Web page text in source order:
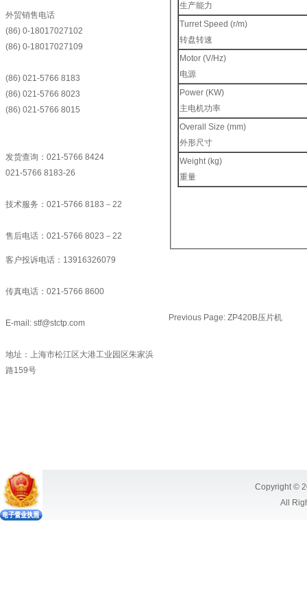
外贸销售电话
(86) 0-18017027102
(86) 0-18017027109
(86) 021-5766 8183
(86) 021-5766 8023
(86) 021-5766 8015
发货查询：021-5766 8424
021-5766 8183-26
技术服务：021-5766 8183－22
售后电话：021-5766 8023－22
客户投诉电话：13916326079
传真电话：021-5766 8600
E-mail: stf@stctp.com
地址：上海市松江区大港工业园区朱家浜
路159号
生产能力
Turret Speed (r/m)
转盘转速
Motor (V/Hz)
电源
Power (KW)
主电机功率
Overall Size (mm)
外形尺寸
Weight (kg)
重量
Previous Page: ZP420B压片机
Copyright ©
All